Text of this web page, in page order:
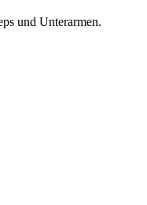
und Unterarmen.